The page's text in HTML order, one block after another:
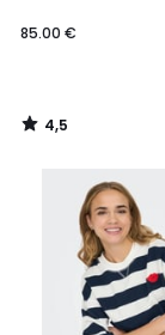
85.00 €
4,5
/